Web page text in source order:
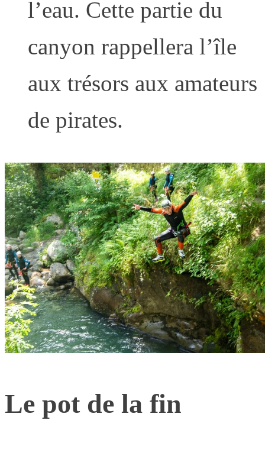
l’eau. Cette partie du
canyon rappellera l’île
aux trésors aux amateurs
de pirates.
Le pot de la fin